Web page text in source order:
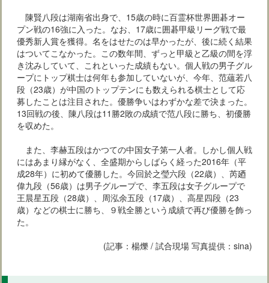
陳賢八段は湖南省出身で、15歳の時に百霊杯世界囲碁オー
プン戦の16強に入った。なお、17歳に囲碁甲級リーグ戦で最
優秀新人賞を獲得。名をはせたのは早かったが、後に続く結果
はついてこなかった。この数年間、ずっと甲級と乙級の間を浮
き沈みしていて、これといった成績もない。個人戦の男子グル
ープにトップ棋士は何年も参加していないが、今年、范蘊若八
段（23歳）が中国のトップテンにも数えられる棋士として応
募したことは注目された。優勝争いはわずかな差で決まった。
13回戦の後、陳八段は11勝2敗の成績で范八段に勝ち、初優勝
を収めた。
また、李赫五段はかつての中国女子第一人者。しかし個人戦
にはあまり縁がなく、全盛期からしばらく経った2016年（平
成28年）に初めて優勝した。今回於之瑩六段（22歳）、芮廼
偉九段（56歳）は男子グループで、李五段は女子グループで
王晨星五段（28歳）、周泓余五段（17歳）、高星四段（23
歳）などの棋士に勝ち、９戦全勝という成績で再び優勝を飾っ
た。
(記事：楊爍 / 試合現場 写真提供：sina)